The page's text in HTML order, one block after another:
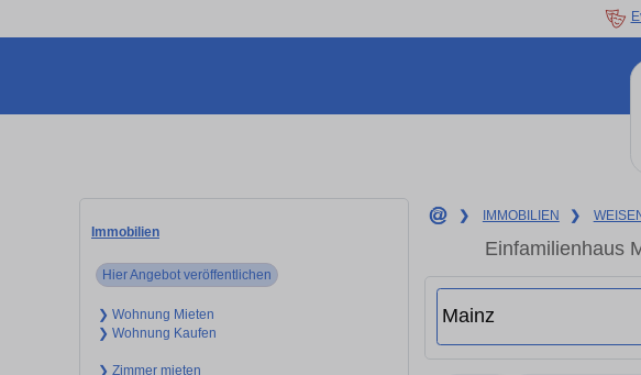
Immobilien
Hier Angebot veröffentlichen
❯ Wohnung Mieten
❯ Wohnung Kaufen
❯ Zimmer mieten
❯ IMMOBILIEN ❯
Einfamilienhaus